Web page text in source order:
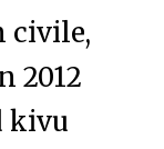
civile,
2012
kivu